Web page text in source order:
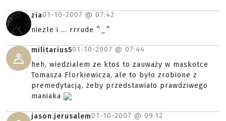
zia01-10-2007 @ 07:42
niezle i ... rrrude ^_^
militarius501-10-2007 @ 07:44
heh, wiedzialem ze ktoś to zauważy w maskotce
Tomasza Florkiewicza, ale to było zrobione z
premedytacją, żeby przedstawiało prawdziwego
maniaka
jason.jerusalem01-10-2007 @ 09:12